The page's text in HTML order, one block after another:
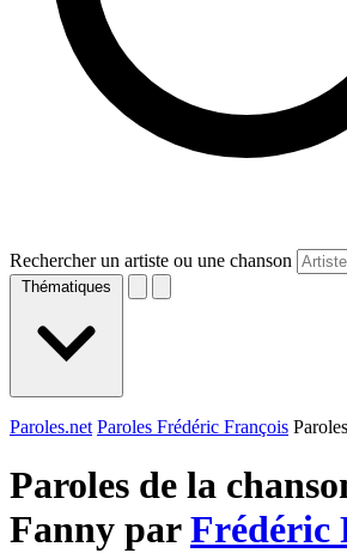
Rechercher un artiste ou une chanson
Thématiques
Paroles.net Paroles Frédéric François
Paroles de la
Fanny parFrédéric